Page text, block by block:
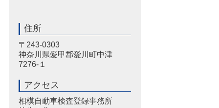
住所
〒243-0303
神奈川県愛甲郡愛川町中津
7276-１
アクセス
相模自動車検査登録事務所